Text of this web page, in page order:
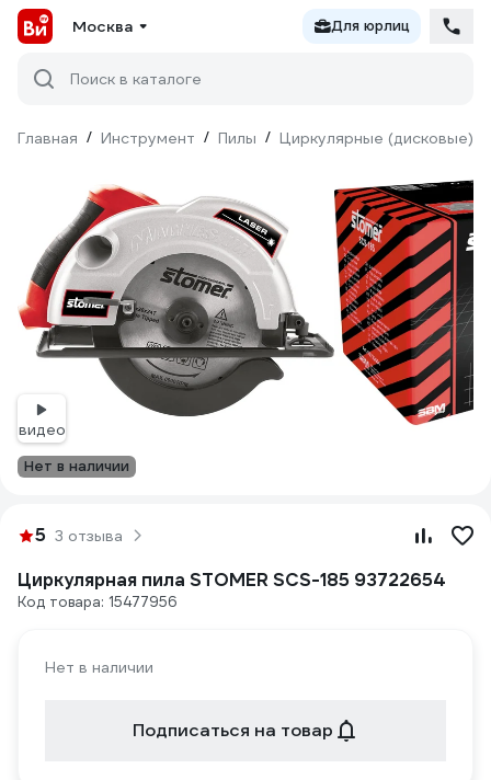
Москва Для юрлиц
Поиск в каталоге
Главная / Инструмент / Пилы / Циркулярные (дисковые)
видео
Нет в наличии
5 3 отзыва
Циркулярная пила STOMER SCS-185 93722654
Код товара: 15477956
Нет в наличии
Подписаться на товар